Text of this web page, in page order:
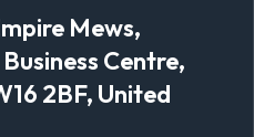
Mews,
Centre,
2BF, United